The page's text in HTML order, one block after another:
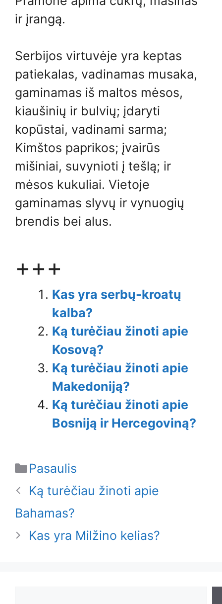
ir įrangą.
Serbijos virtuvėje yra keptas
patiekalas, vadinamas musaka,
gaminamas iš maltos mėsos,
kiaušinių ir bulvių; įdaryti
kopūstai, vadinami sarma;
Kimštos paprikos; įvairūs
mišiniai, suvynioti į tešlą; ir
mėsos kukuliai. Vietoje
gaminamas slyvų ir vynuogių
brendis bei alus.
+++
Kas yra serbų-kroatų
kalba?
Ką turėčiau žinoti apie
Kosovą?
Ką turėčiau žinoti apie
Makedoniją?
Ką turėčiau žinoti apie
Bosniją ir Hercegoviną?
Categories
Pasaulis
Ką turėčiau žinoti apie
Bahamas?
Kas yra Milžino kelias?